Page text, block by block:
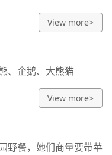
View more>
、企鹅、大熊猫
View more>
野餐，她们商量要带苹